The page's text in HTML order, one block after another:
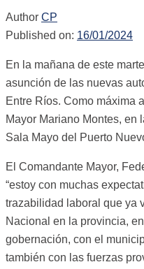
Author CP
Published on: 16/01/2024
En la mañana de este
asunción de las nuevas
Entre Ríos. Como máxima
Mayor Mariano Montes, en
Sala Mayo del Puerto
El Comandante Mayor,
“estoy con muchas
trazabilidad laboral que ya
Nacional en la provincia,
gobernación, con el
también con las fuerzas